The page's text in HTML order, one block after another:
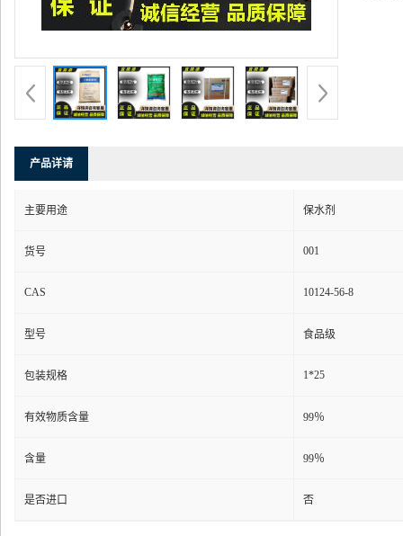
产品详请
主要用途 保水剂
货号 001
CAS 10124-56-8
型号 食品级
包装规格 1*25
有效物质含量 99％
含量 99％
是否进口 否